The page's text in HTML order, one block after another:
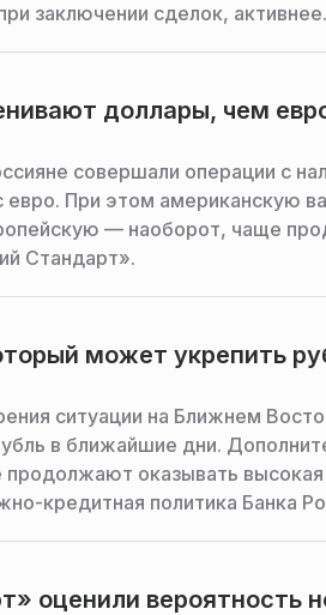
заключении сделок, активнее
директор Central Asia
доллары, чем
совершали операции с
При этом американскую
— наоборот, чаще
Стандарт».
может укрепить
ситуации на Ближнем
в ближайшие дни.
оказывать высокая
кредитная политика Банка
Тимошенко.
оценили вероятность